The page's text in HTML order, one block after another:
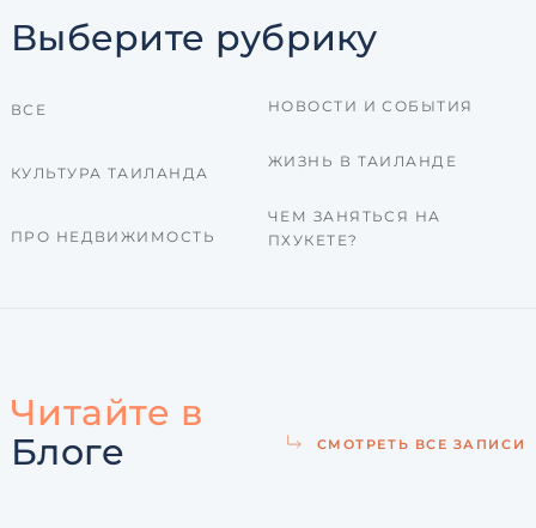
Выберите рубрику
ВСЕ
КУЛЬТУРА ТАИЛАНДА
ПРО НЕДВИЖИМОСТЬ
НОВОСТИ И СОБЫТИЯ
ЖИЗНЬ В ТАИЛАНДЕ
ЧЕМ ЗАНЯТЬСЯ НА
ПХУКЕТЕ?
Читайте в
Блоге
СМОТРЕТЬ ВСЕ ЗАПИСИ